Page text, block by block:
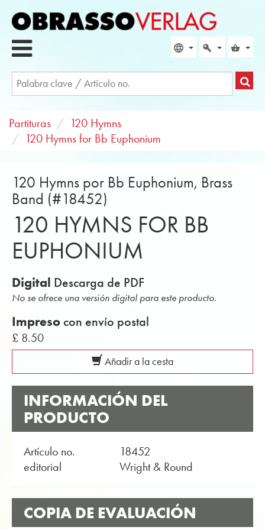
Partituras
120 Hymns
120 Hymns for Bb Euphonium
120 Hymns por Bb Euphonium, Brass
Band (#18452)
120 HYMNS FOR BB
EUPHONIUM
Digital Descarga de PDF
No se ofrece una versión digital para este producto.
Impreso con envío postal
£ 8.50
Añadir a la cesta
INFORMACIÓN DEL
PRODUCTO
Artículo no.
18452
editorial
Wright & Round
COPIA DE EVALUACIÓN